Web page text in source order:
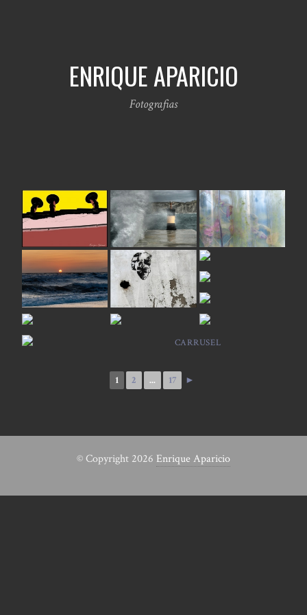
ENRIQUE APARICIO
Fotografias
CARRUSEL
1 2 ... 17 ►
© Copyright 2026 Enrique Aparicio